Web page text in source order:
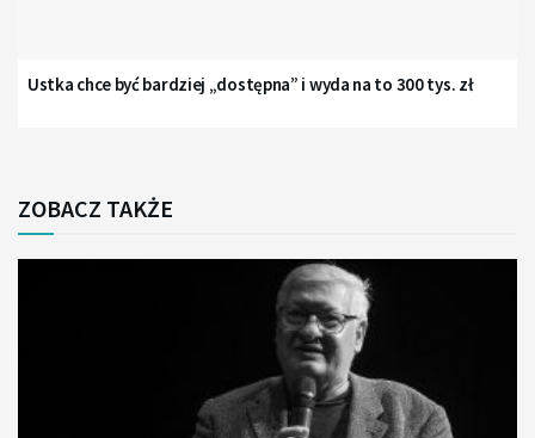
Ustka chce być bardziej „dostępna” i wyda na to 300 tys. zł
ZOBACZ TAKŻE